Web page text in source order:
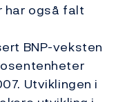
har også falt
BNP-veksten
Utviklingen i